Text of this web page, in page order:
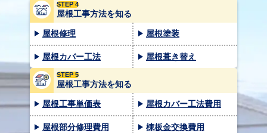
STEP 4
屋根工事方法を知る
屋根修理 屋根塗装
屋根カバー工法 屋根葺き替え
STEP 5
屋根工事方法を知る
屋根工事単価表 屋根カバー工法費用
屋根部分修理費用 棟板金交換費用